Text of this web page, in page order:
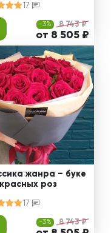
17
-3% 8 743 ₽
от 8 505 ₽
жанра – буке
роз
17
-3% 8 743 ₽